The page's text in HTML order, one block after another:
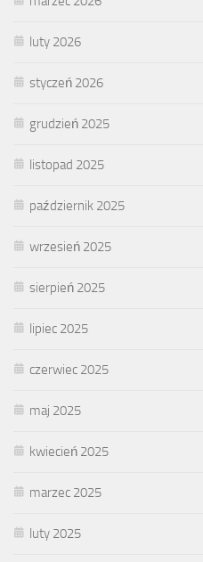
luty 2026
styczeń 2026
grudzień 2025
listopad 2025
październik 2025
wrzesień 2025
sierpień 2025
lipiec 2025
czerwiec 2025
maj 2025
kwiecień 2025
marzec 2025
luty 2025